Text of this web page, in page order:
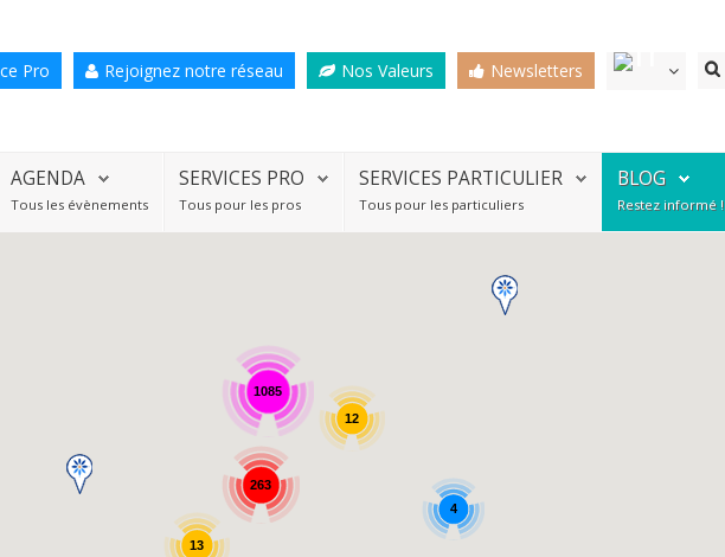
Pro Rejoignez notre réseau Nos Valeurs Newsletters
AGENDA
Tous les évènements
SERVICES PRO
Tous pour les pros
SERVICES PARTICULIER
Tous pour les particuliers
BLOG
Restez informé !
1085
13
263
4
12